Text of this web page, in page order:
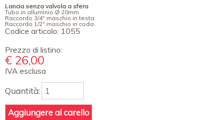
Lancia senza valvola a sfera
Tubo in alluminio Ø 20mm
Raccordo 3/4" maschio in testa
Raccordo 1/2" maschio in coda
Codice articolo: 1055
Prezzo di listino:
€ 26,00
IVA esclusa
Quantità: